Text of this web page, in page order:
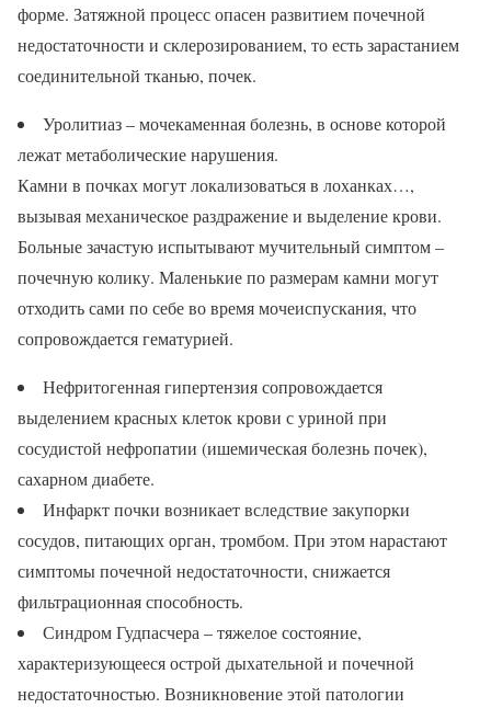
форме. Затяжной процесс опасен развитием почечной
недостаточности и склерозированием, то есть зарастанием
соединительной тканью, почек.
Уролитиаз – мочекаменная болезнь, в основе которой
лежат метаболические нарушения.
Камни в почках могут локализоваться в лоханках…,
вызывая механическое раздражение и выделение крови.
Больные зачастую испытывают мучительный симптом –
почечную колику. Маленькие по размерам камни могут
отходить сами по себе во время мочеиспускания, что
сопровождается гематурией.
Нефритогенная гипертензия сопровождается
выделением красных клеток крови с уриной при
сосудистой нефропатии (ишемическая болезнь почек),
сахарном диабете.
Инфаркт почки возникает вследствие закупорки
сосудов, питающих орган, тромбом. При этом нарастают
симптомы почечной недостаточности, снижается
фильтрационная способность.
Синдром Гудпасчера – тяжелое состояние,
характеризующееся острой дыхательной и почечной
недостаточностью. Возникновение этой патологии